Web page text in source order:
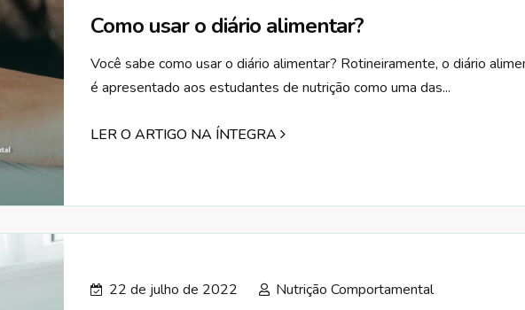
Como usar o diário alimentar?
Você sabe como usar o diário alimentar? Rotineiramente, o diário
é apresentado aos estudantes de nutrição como uma das...
LER O ARTIGO NA ÍNTEGRA
22 de julho de 2022 Nutrição Comportamental